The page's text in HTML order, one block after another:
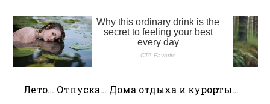
Лето… Отпуска… Дома отдыха и курорты…